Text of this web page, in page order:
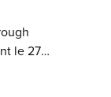
le 27